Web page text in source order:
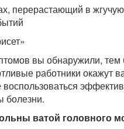
перерастающий в
вы обнаружили,
работники
болезни.
ватой головного